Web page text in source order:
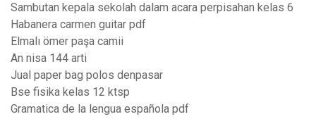
Sambutan kepala sekolah dalam acara perpisahan kelas 6
Habanera carmen guitar pdf
Elmalı ömer paşa camii
An nisa 144 arti
Jual paper bag polos denpasar
Bse fisika kelas 12 ktsp
Gramatica de la lengua española pdf